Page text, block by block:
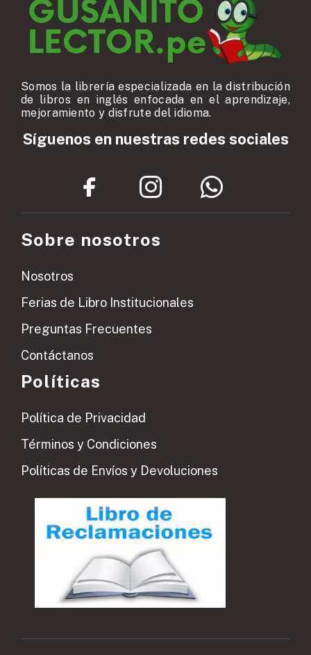
Somos la librería especializada en la distribución
de libros en inglés enfocada en el aprendizaje,
mejoramiento y disfrute del idioma.
Síguenos en nuestras redes sociales
Sobre nosotros
Nosotros
Ferias de Libro Institucionales
Preguntas Frecuentes
Contáctanos
Políticas
Política de Privacidad
Términos y Condiciones
Políticas de Envíos y Devoluciones